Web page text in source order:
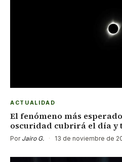
ACTUALIDAD
El fenómeno más
oscuridad cubrirá el día y
Por Jairo G. · 13 de noviembre de